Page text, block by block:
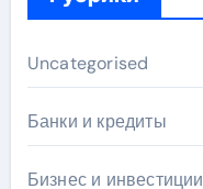
Uncategorised
Банки и кредиты
Бизнес и инвестиции